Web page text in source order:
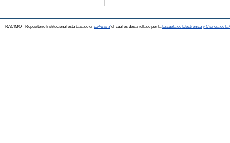
RACIMO - Repositorio Institucional está basado en EPrints 3el cual es desarrollado por la Escuela de Electrónica y Ciencia de la